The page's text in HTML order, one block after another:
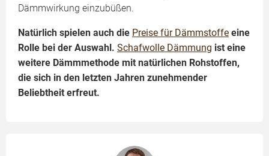
Dämmwirkung einzubüßen.
Natürlich spielen auch die Preise für Dämmstoffe eine
Rolle bei der Auswahl. Schafwolle Dämmung ist eine
weitere Dämmmethode mit natürlichen Rohstoffen,
die sich in den letzten Jahren zunehmender
Beliebtheit erfreut.